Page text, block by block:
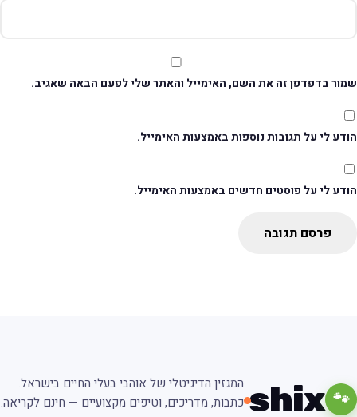
בדפדפן זה את השם, האימייל והאתר שלי לפעם הבאה שאגיב.
לי על תגובות נוספות באמצעות האימייל.
לי על פוסטים חדשים באמצעות האימייל.
פרסם תגובה
🐾
shix
המגזין הדיגיטלי של אוהבי בעלי החיים בישראל.
כתבות, מדריכים, וטיפים מקצועיים — חינם לקריאה.